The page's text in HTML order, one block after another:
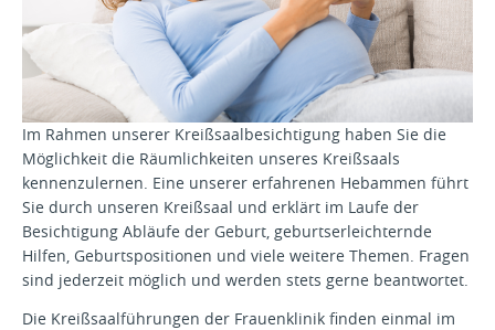
Im Rahmen unserer Kreißsaalbesichtigung haben Sie die
Möglichkeit die Räumlichkeiten unseres Kreißsaals
kennenzulernen. Eine unserer erfahrenen Hebammen führt
Sie durch unseren Kreißsaal und erklärt im Laufe der
Besichtigung Abläufe der Geburt, geburtserleichternde
Hilfen, Geburtspositionen und viele weitere Themen. Fragen
sind jederzeit möglich und werden stets gerne beantwortet.
Die Kreißsaalführungen der Frauenklinik finden einmal im